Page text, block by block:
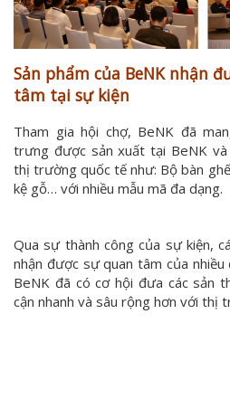
Sản phẩm của BeNK nhận
tâm tại sự kiện
Tham gia hội chợ, BeNK đã
trưng được sản xuất tại BeNK
thị trường quốc tế như: Bộ bàn
kệ gỗ… với nhiều mẫu mã đa dạng.
Qua sự thành công của sự kiện,
nhận được sự quan tâm của nhiều
BeNK đã có cơ hội đưa các sản
cận nhanh và sâu rộng hơn với thị